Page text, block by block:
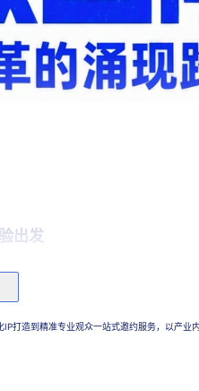
出发
每一个商学院都开设了AI战略
人工智能指数报告》
查
打造到精准专业观众一站式邀约服务，以产业